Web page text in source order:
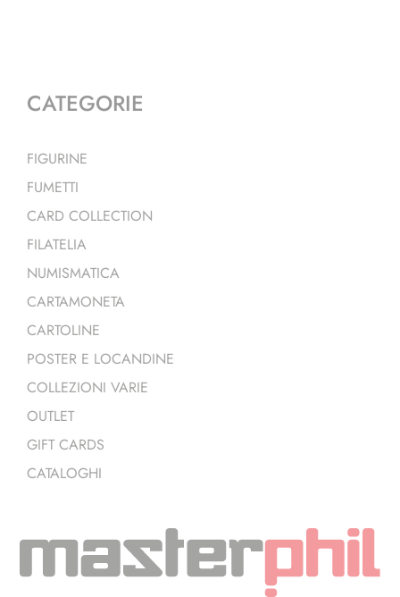
CATEGORIE
FIGURINE
FUMETTI
CARD COLLECTION
FILATELIA
NUMISMATICA
CARTAMONETA
CARTOLINE
POSTER E LOCANDINE
COLLEZIONI VARIE
OUTLET
GIFT CARDS
CATALOGHI